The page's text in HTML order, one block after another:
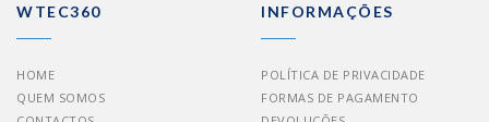
WTEC360
HOME
QUEM SOMOS
INFORMAÇÕES
POLÍTICA DE PRIVACIDADE
FORMAS DE PAGAMENTO